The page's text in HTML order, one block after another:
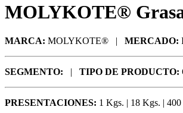
MOLYKOTE®
MARCA: MOLYKOTE® | MERCADO:
SEGMENTO: | TIPO DE PRODUCTO:
PRESENTACIONES: 1 Kgs. | 18 Kgs. |